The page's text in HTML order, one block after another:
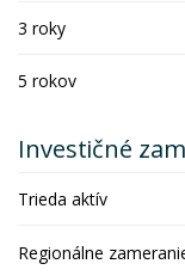
3 roky
5 rokov
Investičné
Trieda aktív
Regionálne